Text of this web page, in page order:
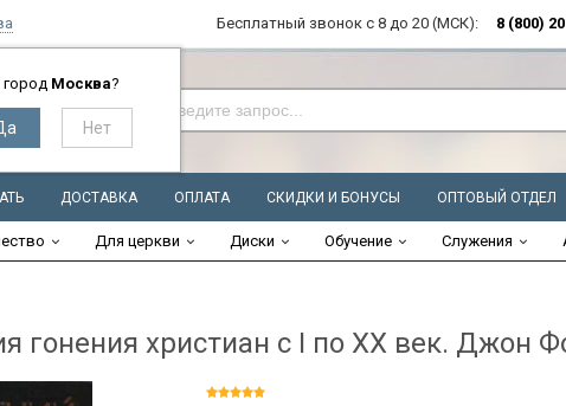
Москва?
Бесплатный звонок с 8 до 20 (МСК): 8 (800)
ДОСТАВКА ОПЛАТА СКИДКИ И БОНУСЫ ОПТОВЫЙ ОТДЕЛ
Для церкви Диски Обучение Служения
христиан с І по ХХ век. Джон